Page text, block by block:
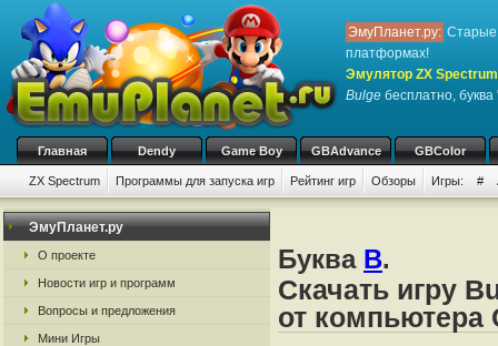
ЭмуПланет.ру: Старые
платформах!
Эмулятор ZX
Bulge бесплатно, буква
Главная Dendy Game Boy GBAdvance GBColor
ZX Spectrum Программы для запуска игр Рейтинг игр Обзоры Игры: #
ЭмуПланет.ру
О проекте
Новости игр и программ
Вопросы и предложения
Мини Игры
Буква B.
Скачать игру
от компьютера